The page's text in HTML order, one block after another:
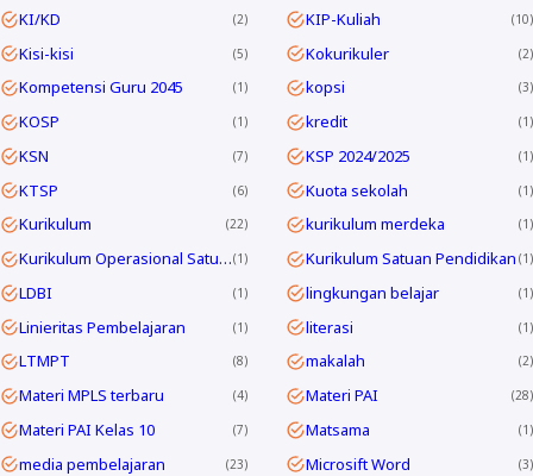
KI/KD 2 KIP-Kuliah 10
Kisi-kisi 5 Kokurikuler 2
Kompetensi Guru 2045 1 kopsi 3
KOSP 1 kredit 1
KSN 7 KSP 2024/2025 1
KTSP 6 Kuota sekolah 1
Kurikulum 22 kurikulum merdeka 1
Kurikulum Operasional Satuan Pendidikan 1 Kurikulum Satuan Pendidikan 1
LDBI 1 lingkungan belajar 1
Linieritas Pembelajaran 1 literasi 1
LTMPT 8 makalah 2
Materi MPLS terbaru 4 Materi PAI 28
Materi PAI Kelas 10 7 Matsama 1
media pembelajaran 23 Microsift Word 3